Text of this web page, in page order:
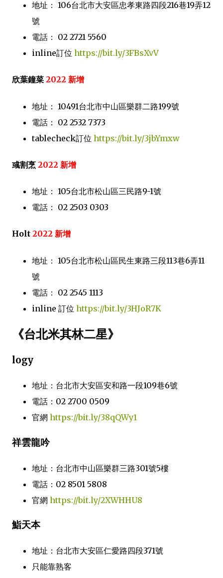
地址： 106台北市大安區忠孝東路四段216巷19弄12
號
電話： 02 2721 5560
inline訂位 https://bit.ly/3FBsXvV
欣葉鐘菜 2022 新增
地址： 10491台北市中山區樂群二路199號
電話： 02 2532 7373
tablecheck訂位 https://bit.ly/3jbYmxw
彧割烹 2022 新增
地址： 105台北市松山區三民路9-1號
電話： 02 2503 0303
Holt 2022 新增
地址： 105台北市松山區民生東路三段113巷6弄11
號
電話： 02 2545 1113
inline 訂位 https://bit.ly/3HJoR7K
《台北米其林二星》
logy
地址：台北市大安區安和路一段109巷6號
電話：02 2700 0509
官網 https://bit.ly/38qQWy1
祥雲龍吟
地址：台北市中山區樂群三路301號5樓
電話：02 8501 5808
官網 https://bit.ly/2XWHHU8
鮨天本
地址：台北市大安區仁愛路四段371號
只能靠熟客